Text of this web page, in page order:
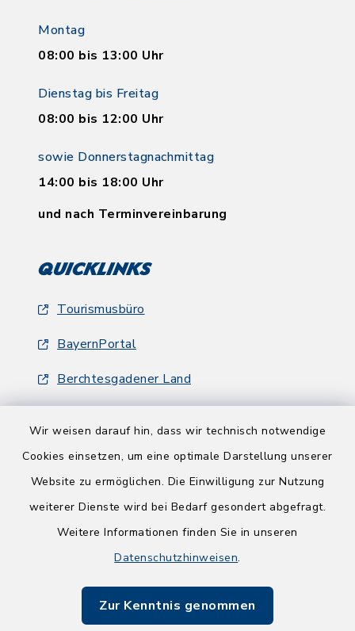
Wir weisen darauf hin, dass wir technisch notwendige
Cookies einsetzen, um eine optimale Darstellung unserer
Website zu ermöglichen. Die Einwilligung zur Nutzung
weiterer Dienste wird bei Bedarf gesondert abgefragt.
Weitere Informationen finden Sie in unseren
Datenschutzhinweisen.
Zur Kenntnis genommen
Montag
08:00 bis 13:00 Uhr
Dienstag bis Freitag
08:00 bis 12:00 Uhr
sowie Donnerstagnachmittag
14:00 bis 18:00 Uhr
und nach Terminvereinbarung
Quicklinks
Tourismusbüro
BayernPortal
Berchtesgadener Land
Barrierefreiheit
Impressum